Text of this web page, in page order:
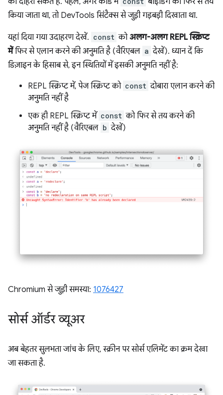
किया जाता था, तो DevTools सिंटैक्स से जुड़ी गड़बड़ी दिखाता था.
यहां दिया गया उदाहरण देखें. const कोअलग-अलग REPL स्क्रिप्ट
मेंफिर से एलान करने की अनुमति है (वैरिएबल a देखें). ध्यान दें कि
डिज़ाइन के हिसाब से, इन स्थितियों में इसकी अनुमति नहीं है:
REPL स्क्रिप्ट में, पेज स्क्रिप्ट को const दोबारा एलान करने की
अनुमति नहीं है
एक ही REPL स्क्रिप्ट में const को फिर से तय करने की
अनुमति नहीं है (वैरिएबल b देखें)
Chromium से जुड़ी समस्या: 1076427
सोर्स ऑर्डर व्यूअर
अब बेहतर सुलभता जांच के लिए, स्क्रीन पर सोर्स एलिमेंट का क्रम देखा
जा सकता है.